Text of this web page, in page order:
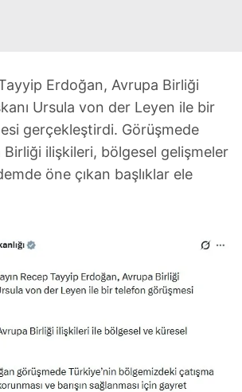
Erdoğan, Avrupa Birliği
Ursula von der Leyen ile bir
gerçekleştirdi. Görüşmede
ilişkileri, bölgesel gelişmeler
öne çıkan başlıklar ele